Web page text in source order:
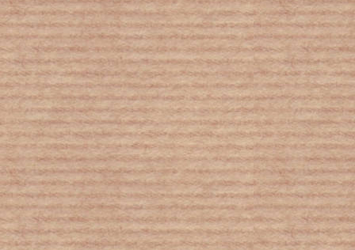
Μπορεί ένας καύσωνας να είναι
επικίνδυνος για την ανθρώπινη ζωή;